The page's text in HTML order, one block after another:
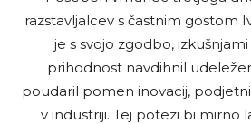
razstavljalcev s častnim gostom
je s svojo zgodbo,
prihodnost navdihnil
poudaril pomen inovacij,
v industriji. Tej potezi bi mirno